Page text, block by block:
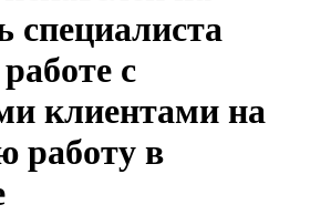
специалиста
с
клиентами на
работу в